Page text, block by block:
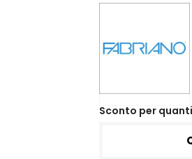
Sconto per